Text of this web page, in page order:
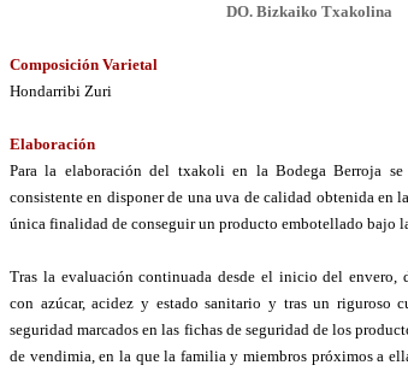
DO. Bizkaiko Txakolina
Composición Varietal
Hondarribi Zuri
Elaboración
Para la elaboración del txakoli en la Bodega Berroja
consistente en disponer de una uva de calidad obtenida en
única finalidad de conseguir un producto embotellado bajo
Tras la evaluación continuada desde el inicio del envero,
con azúcar, acidez y estado sanitario y tras un riguroso
seguridad marcados en las fichas de seguridad de los
de vendimia, en la que la familia y miembros próximos a